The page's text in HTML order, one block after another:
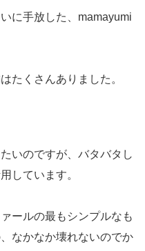
に手放した、mamayumi
たくさんありました。
いのですが、バタバタし
しています。
ールの最もシンプルなも
なかなか壊れないのでか